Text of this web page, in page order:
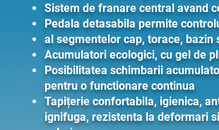
Sistem de franare central avand
Pedala detasabila permite
al segmentelor cap, torace, bazin
Acumulatori ecologici, cu gel de
Posibilitatea schimbarii
pentru o functionare continua
Tapițerie confortabila, igienica,
ignifuga, rezistenta la deformari